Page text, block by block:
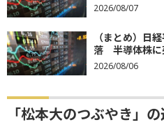
2026/08/07
（まとめ）日
落 半導体株に
2026/08/06
「松本大のつぶやき」